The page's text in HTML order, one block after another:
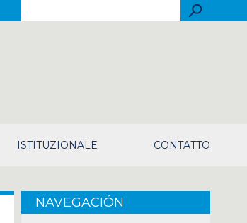
ISTITUZIONALE CONTATTO
NAVEGACIÓN